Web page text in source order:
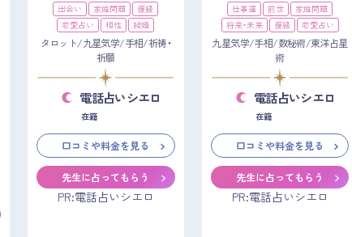
出会い
家庭問題
復縁
恋愛占い
相性 結婚
タロット/九星気学/手相/祈祷・
祈願
電話占いシエロ
在籍
口コミや料金を見る
先生に占ってもらう
PR:電話占いシエロ
仕事運
前世
家庭問題
将来・未来
復縁 恋愛占い
九星気学/手相/数秘術/東洋占星
術
電話占いシエロ
在籍
口コミや料金を見る
先生に占ってもらう
PR:電話占いシエロ